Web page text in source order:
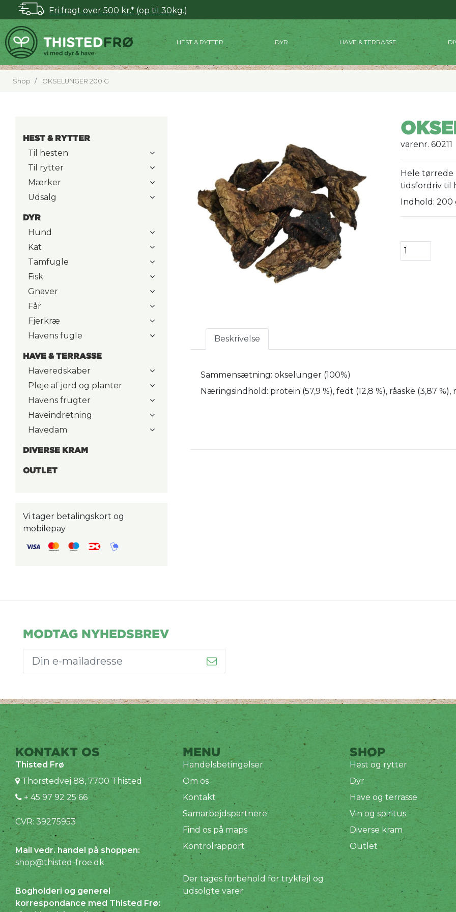
Fri fragt over 500 kr.* (op til 30kg.)
HEST & RYTTER DYR HAVE & TERRASSE
Shop OKSELUNGER 200 G
HEST & RYTTER
Til hesten
Til rytter
Mærker
Udsalg
DYR
Hund
Kat
Tamfugle
Fisk
Gnaver
Får
Fjerkræ
Havens fugle
HAVE & TERRASSE
Haveredskaber
Pleje af jord og planter
Havens frugter
Haveindretning
Havedam
DIVERSE KRAM
OUTLET
Vi tager betalingskort og
mobilepay
varenr. 60211
Hele tørrede
tidsfordriv til
Indhold: 200
Beskrivelse
Sammensætning: okselunger (100%)
Næringsindhold: protein (57,9 %), fedt (12,8 %), råaske (3,87 %),
MODTAG NYHEDSBREV
KONTAKT OS
Thisted Frø
Thorstedvej 88, 7700 Thisted
+ 45 97 92 25 66
CVR: 39275953
Mail vedr. handel på shoppen:
shop@thisted-froe.dk
Bogholderi og generel
korrespondance med Thisted Frø:
MENU
Handelsbetingelser
Om os
Kontakt
Samarbejdspartnere
Find os på maps
Kontrolrapport
Der tages forbehold for trykfejl og
udsolgte varer
SHOP
Hest og rytter
Dyr
Have og terrasse
Vin og spiritus
Diverse kram
Outlet